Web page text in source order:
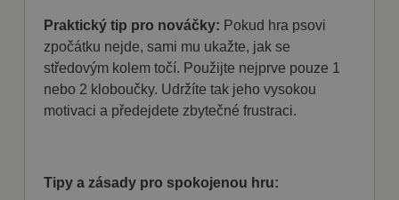
Praktický tip pro nováčky: Pokud hra psovi
zpočátku nejde, sami mu ukažte, jak se
středovým kolem točí. Použijte nejprve pouze 1
nebo 2 kloboučky. Udržíte tak jeho vysokou
motivaci a předejdete zbytečné frustraci.
Tipy a zásady pro spokojenou hru:
Název
/ Doména
Vyprší Popis
shop5_pocitadlo .fajnpes.cz 10 dní
cookie se
ke
Název
Poskytovatel /
Doména
Vyprší Popis
IDE
Google LLC
.doubleclick.net
1 rok
Tento soubor
nastav_lang .fajnpes.cz 10 dní
cookie ukládá
preferované
nastavení jazyka
uživatele, aby
zážitek
mena
.fajnpes.cz 10 dní